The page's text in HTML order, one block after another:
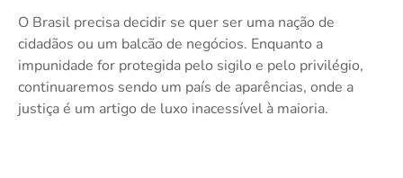
O Brasil precisa decidir se quer ser uma nação de
cidadãos ou um balcão de negócios. Enquanto a
impunidade for protegida pelo sigilo e pelo privilégio,
continuaremos sendo um país de aparências, onde a
justiça é um artigo de luxo inacessível à maioria.